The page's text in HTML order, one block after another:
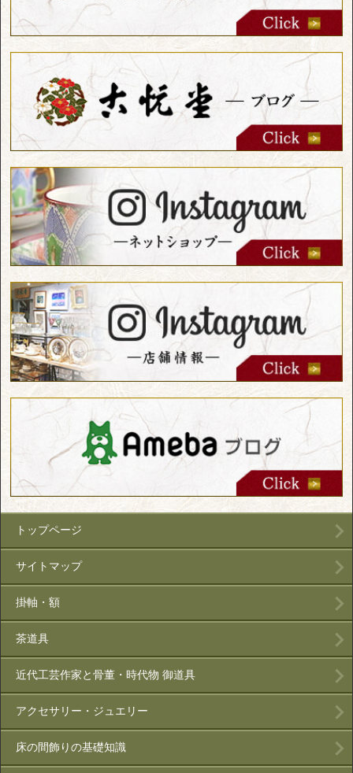
トップページ
サイトマップ
掛軸・額
茶道具
近代工芸作家と骨董・時代物 御道具
アクセサリー・ジュエリー
床の間飾りの基礎知識